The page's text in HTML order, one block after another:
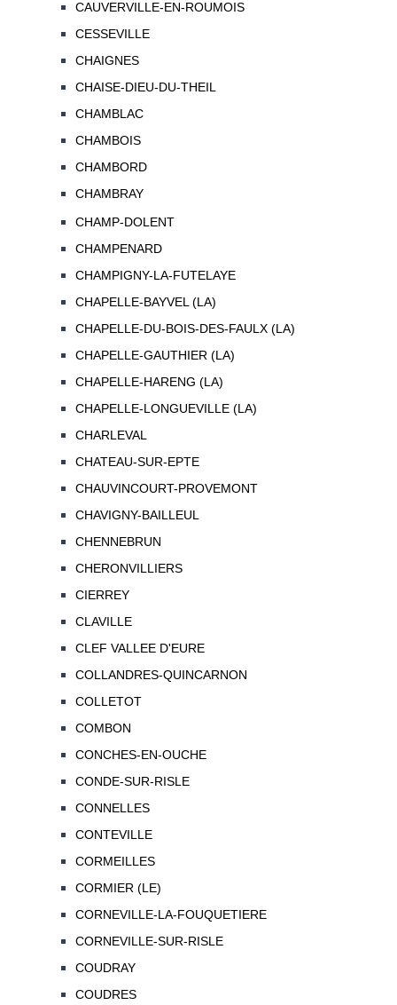
CAUVERVILLE-EN-ROUMOIS
CESSEVILLE
CHAIGNES
CHAISE-DIEU-DU-THEIL
CHAMBLAC
CHAMBOIS
CHAMBORD
CHAMBRAY
CHAMP-DOLENT
CHAMPENARD
CHAMPIGNY-LA-FUTELAYE
CHAPELLE-BAYVEL (LA)
CHAPELLE-DU-BOIS-DES-FAULX (LA)
CHAPELLE-GAUTHIER (LA)
CHAPELLE-HARENG (LA)
CHAPELLE-LONGUEVILLE (LA)
CHARLEVAL
CHATEAU-SUR-EPTE
CHAUVINCOURT-PROVEMONT
CHAVIGNY-BAILLEUL
CHENNEBRUN
CHERONVILLIERS
CIERREY
CLAVILLE
CLEF VALLEE D'EURE
COLLANDRES-QUINCARNON
COLLETOT
COMBON
CONCHES-EN-OUCHE
CONDE-SUR-RISLE
CONNELLES
CONTEVILLE
CORMEILLES
CORMIER (LE)
CORNEVILLE-LA-FOUQUETIERE
CORNEVILLE-SUR-RISLE
COUDRAY
COUDRES